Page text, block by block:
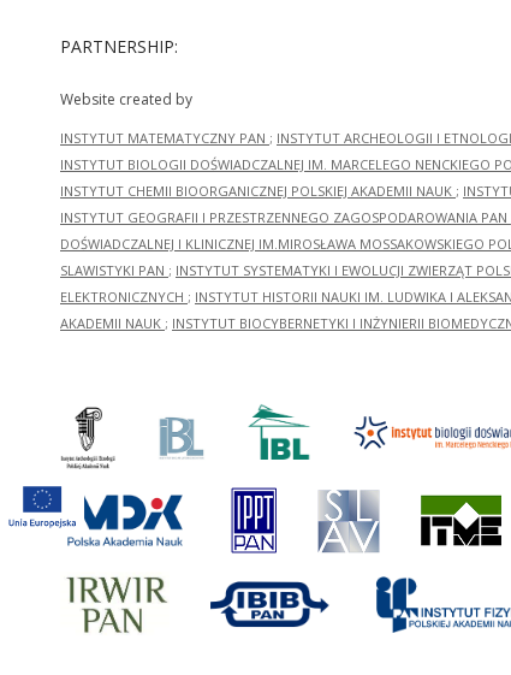
PARTNERSHIP:
Website created by
INSTYTUT MATEMATYCZNY PAN ; INSTYTUT ARCHEOLOGII I
INSTYTUT BIOLOGII DOŚWIADCZALNEJ IM. MARCELEGO NENCKIEGO
INSTYTUT CHEMII BIOORGANICZNEJ POLSKIEJ AKADEMII NAUK ;
INSTYTUT GEOGRAFII I PRZESTRZENNEGO ZAGOSPODAROWANIA PAN
DOŚWIADCZALNEJ I KLINICZNEJ IM.MIROSŁAWA MOSSAKOWSKIEGO
SLAWISTYKI PAN ; INSTYTUT SYSTEMATYKI I EWOLUCJI ZWIERZĄT
ELEKTRONICZNYCH ; INSTYTUT HISTORII NAUKI IM. LUDWIKA I
AKADEMII NAUK ; INSTYTUT BIOCYBERNETYKI I INŻYNIERII